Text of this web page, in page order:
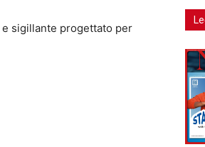
sigillante progettato per